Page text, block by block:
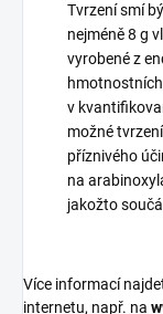
Tvrzení smí
nejméně 8 g
vyrobené z
v
možné
příznivého
na
jakožto
Více informací
internetu, např. na